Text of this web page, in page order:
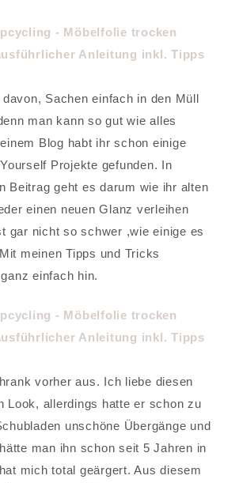
Sachen einfach in den Müll
man kann so gut wie alles
Blog habt ihr schon einige
Projekte gefunden. In
Beitrag geht es darum wie ihr alten
einen neuen Glanz verleihen
gar nicht so schwer ,wie einige es
meinen Tipps und Tricks
einfach hin.
vorher aus. Ich liebe diesen
Look, allerdings hatte er schon zu
unschöne Übergänge und
man ihn schon seit 5 Jahren in
mich total geärgert. Aus diesem